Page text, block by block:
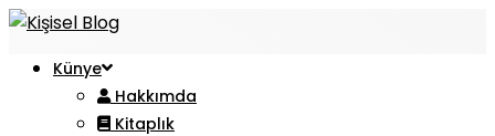
Künye
Hakkımda
Kitaplık